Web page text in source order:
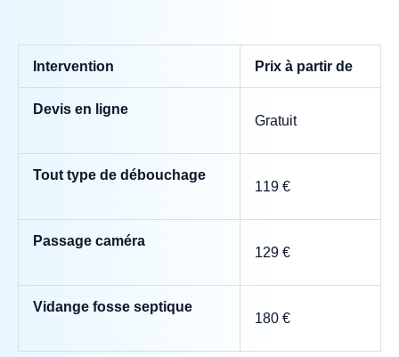
Intervention Prix à partir de
Devis en ligne
Gratuit
Tout type de débouchage
119 €
Passage caméra
129 €
Vidange fosse septique
180 €